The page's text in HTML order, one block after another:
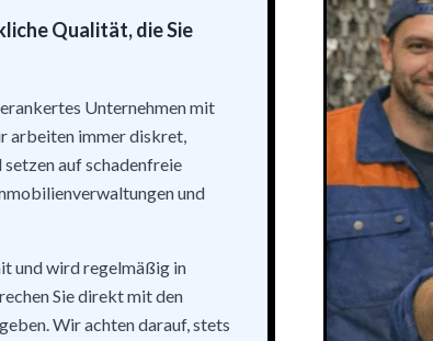
Qualität, die Sie
Unternehmen mit
arbeiten immer diskret,
auf schadenfreie
und
und wird regelmäßig in
Sie direkt mit den
Wir achten darauf, stets